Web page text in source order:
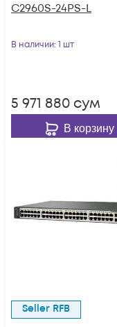
C2960S-24PS-L
В наличии: 1 шт
5 971 880 сум
В корзину
Seller RFB